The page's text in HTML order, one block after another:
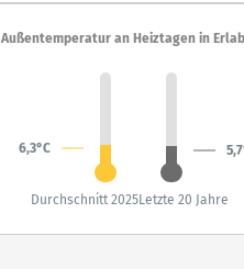
Außentemperatur an Heiztagen in
6,3°C
Durchschnitt 2025Letzte 20 Jahre